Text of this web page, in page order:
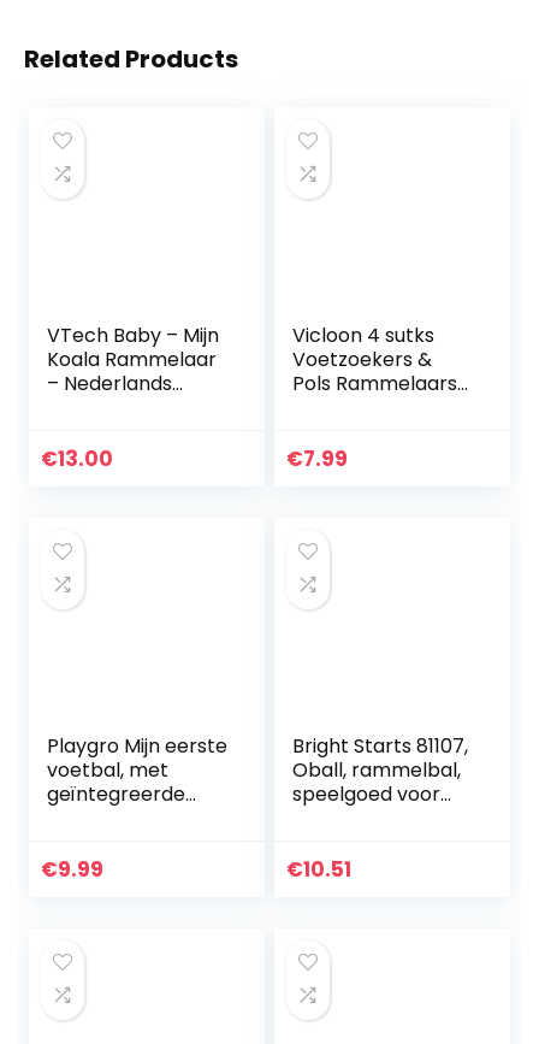
Related Products
VTech Baby – Mijn
Koala Rammelaar
– Nederlands
Plastic – Voor
€13.00
Vicloon 4 sutks
Voetzoekers &
Pols Rammelaars
Speelgoed Dier
€7.99
Playgro Mijn eerste
voetbal, met
geïntegreerde
First Soccer Ball,
€9.99
Bright Starts 81107,
Oball, rammelbal,
speelgoed voor
babyspeelgoed,
€10.51